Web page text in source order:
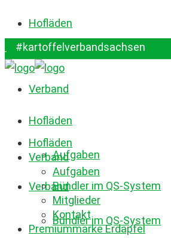
Hofläden
Verband
Aufgaben
Bündler im QS-System
#kartoffelverbandsachsen
Hofläden
Verband
Hofläden
Verband
Aufgaben
Bündler im QS-System
Mitglieder
Kontakt
Premiummarke Erdäpfel